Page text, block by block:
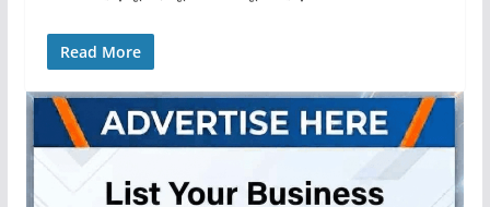
Read More